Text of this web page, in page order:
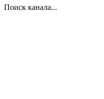
Поиск канала...